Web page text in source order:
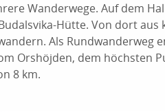
Wanderwege. Auf dem
Hütte. Von dort aus
Als Rundwanderweg
Orshöjden, dem höchsten
8 km.